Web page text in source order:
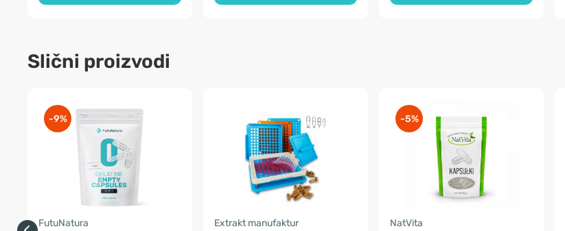
Slični proizvodi
-9%
FutuNatura Extrakt manufaktur
-5%
NatVita